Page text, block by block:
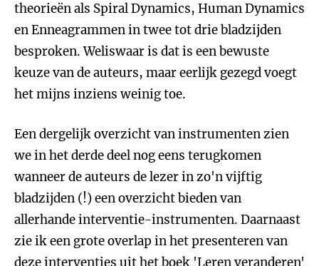
theorieën als Spiral Dynamics, Human Dynamics
en Enneagrammen in twee tot drie bladzijden
besproken. Weliswaar is dat is een bewuste
keuze van de auteurs, maar eerlijk gezegd voegt
het mijns inziens weinig toe.
Een dergelijk overzicht van instrumenten zien
we in het derde deel nog eens terugkomen
wanneer de auteurs de lezer in zo'n vijftig
bladzijden (!) een overzicht bieden van
allerhande interventie-instrumenten. Daarnaast
zie ik een grote overlap in het presenteren van
deze interventies uit het boek 'Leren veranderen'